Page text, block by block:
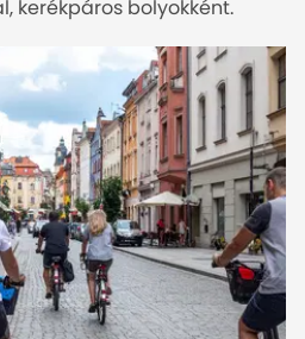
kerékpáros bolyokként.